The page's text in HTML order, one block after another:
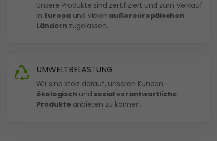
Entwicklung,
Produktion
Vertrieb
von
natürlichen
Nahrungsergänzungsmitteln
Unsere Produkte sind zertifiziert und zum Verkauf
in Europa und vielen außereuropäischen
Ländern zugelassen.
UMWELTBELASTUNG
Wir sind stolz darauf, unseren Kunden
ökologisch und sozial verantwortliche
Produkte anbieten zu können.